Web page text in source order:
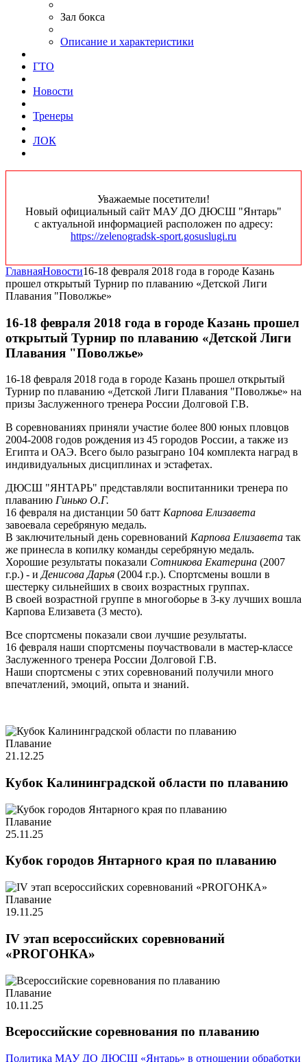
Зал бокса
Описание и характеристики
ГТО
Новости
Тренеры
ЛОК
Уважаемые посетители!
Новый официальный сайт МАУ ДО ДЮСШ "Янтарь"
с актуальной информацией расположен по адресу:
https://zelenogradsk-sport.gosuslugi.ru
ГлавнаяНовости16-18 февраля 2018 года в городе Казань
прошел открытый Турнир по плаванию «Детской Лиги
Плавания "Поволжье»
16-18 февраля 2018 года в городе Казань прошел
открытый Турнир по плаванию «Детской Лиги
Плавания "Поволжье»
16-18 февраля 2018 года в городе Казань прошел открытый
Турнир по плаванию «Детской Лиги Плавания "Поволжье» на
призы Заслуженного тренера России Долговой Г.В.
В соревнованиях приняли участие более 800 юных пловцов
2004-2008 годов рождения из 45 городов России, а также из
Египта и ОАЭ. Всего было разыграно 104 комплекта наград в
индивидуальных дисциплинах и эстафетах.
ДЮСШ "ЯНТАРЬ" представляли воспитанники тренера по
плаванию Гинько О.Г.
16 февраля на дистанции 50 батт Карпова Елизавета
завоевала серебряную медаль.
В заключительный день соревнований Карпова Елизавета так
же принесла в копилку команды серебряную медаль.
Хорошие результаты показали Сотникова Екатерина (2007
г.р.) - и Денисова Дарья (2004 г.р.). Спортсмены вошли в
шестерку сильнейших в своих возрастных группах.
В своей возрастной группе в многоборье в 3-ку лучших вошла
Карпова Елизавета (3 место).
Все спортсмены показали свои лучшие результаты.
16 февраля наши спортсмены поучаствовали в мастер-классе
Заслуженного тренера России Долговой Г.В.
Наши спортсмены с этих соревнований получили много
впечатлений, эмоций, опыта и знаний.
Плавание
21.12.25
Кубок Калининградской области по плаванию
Плавание
25.11.25
Кубок городов Янтарного края по плаванию
Плавание
19.11.25
IV этап всероссийских соревнований
«PROГОНКА»
Плавание
10.11.25
Всероссийские соревнования по плаванию
Политика МАУ ДО ДЮСШ «Янтарь» в отношении обработки